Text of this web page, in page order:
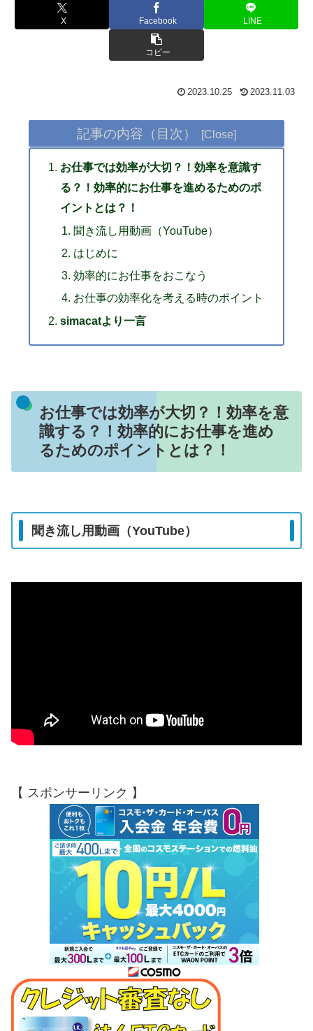
X Facebook LINE
コピー
2023.10.25 2023.11.03
記事の内容（目次）
お仕事では効率が大切？！効率を意識す
る？！効率的にお仕事を進めるためのポ
イントとは？！
聞き流し用動画（YouTube）
はじめに
効率的にお仕事をおこなう
お仕事の効率化を考える時のポイント
simacatより一言
お仕事では効率が大切？！効率を意
識する？！効率的にお仕事を進め
るためのポイントとは？！
聞き流し用動画（YouTube）
【 スポンサーリンク 】